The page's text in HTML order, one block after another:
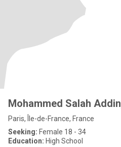
Mohammed Salah Addin
Paris, Île-de-France, France
Seeking: Female 18 - 34
Education: High School